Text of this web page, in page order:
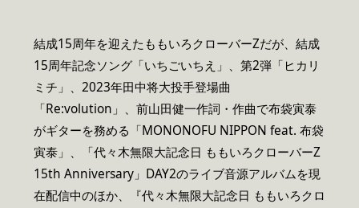
結成15周年を迎えたももいろクローバーZだが、結成
15周年記念ソング「いちごいちえ」、第2弾「ヒカリ
ミチ」、2023年田中将大投手登場曲
「Re:volution」、前山田健一作詞・作曲で布袋寅泰
がギターを務める「MONONOFU NIPPON feat. 布袋
寅泰」、「代々木無限大記念日 ももいろクローバーZ
15th Anniversary」DAY2のライブ音源アルバムを現
在配信中のほか、『代々木無限大記念日 ももいろクロ